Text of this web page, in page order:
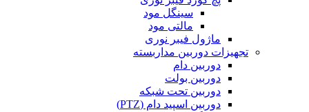
سینگل مود
مالتی مود
ماژول فیبر نوری
تجهیزات دوربین مداربسته
دوربین دام
دوربین بولت
دوربین تحت شبکه
دوربین اسپید دام (PTZ)